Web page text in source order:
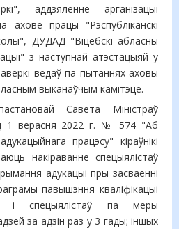
аддзяленне арганізацыі
ахове працы "Рэспубліканскі
ДУДАД "Віцебскі абласны
з наступнай атэстацыяй у
ведаў па пытаннях аховы
выканаўчым камітэце.
Савета Міністраў
1 верасня 2022 г. № 574 "Аб
працэсу" кіраўнікі
накіраванне спецыялістаў
адукацыі пры засваенні
павышэння кваліфікацыі
і спецыялістаў па меры
за адзін раз у 3 гады; іншых